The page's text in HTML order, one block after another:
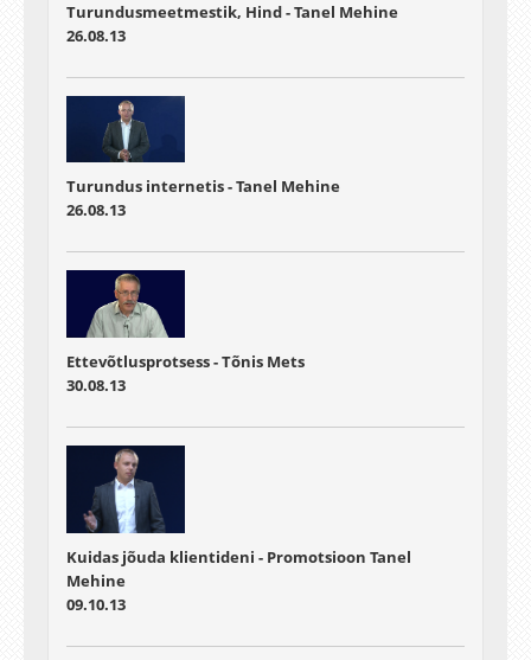
Turundusmeetmestik, Hind - Tanel Mehine
26.08.13
Turundus internetis - Tanel Mehine
26.08.13
Ettevõtlusprotsess - Tõnis Mets
30.08.13
Kuidas jõuda klientideni - Promotsioon Tanel
Mehine
09.10.13